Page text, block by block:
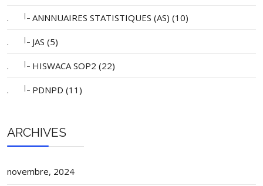
. |_ ANNNUAIRES STATISTIQUES (AS) (10)
. |_ JAS (5)
. |_ HISWACA SOP2 (22)
. |_ PDNPD (11)
ARCHIVES
novembre, 2024